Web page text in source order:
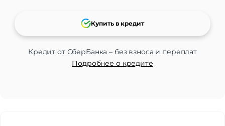
Кредит от СберБанка – без взноса и переплат
Подробнее о кредите
Купить в кредит